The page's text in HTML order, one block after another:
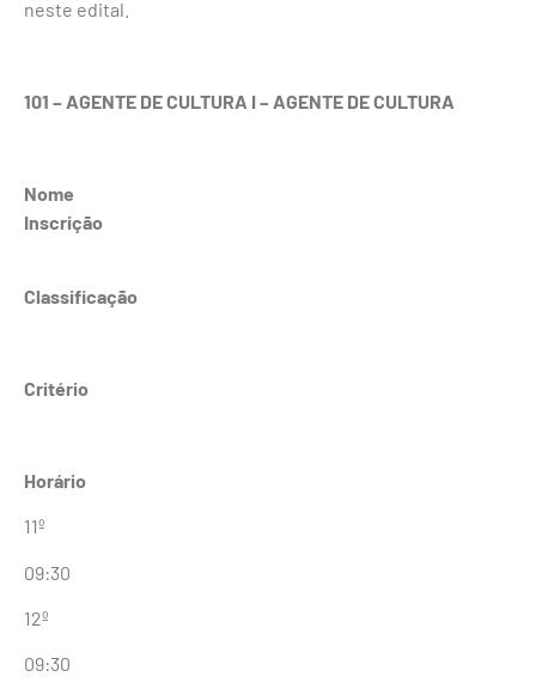
neste edital.
101 – AGENTE DE CULTURA I – AGENTE DE CULTURA
Nome
Inscrição
Classificação
Critério
Horário
11º
09:30
12º
09:30